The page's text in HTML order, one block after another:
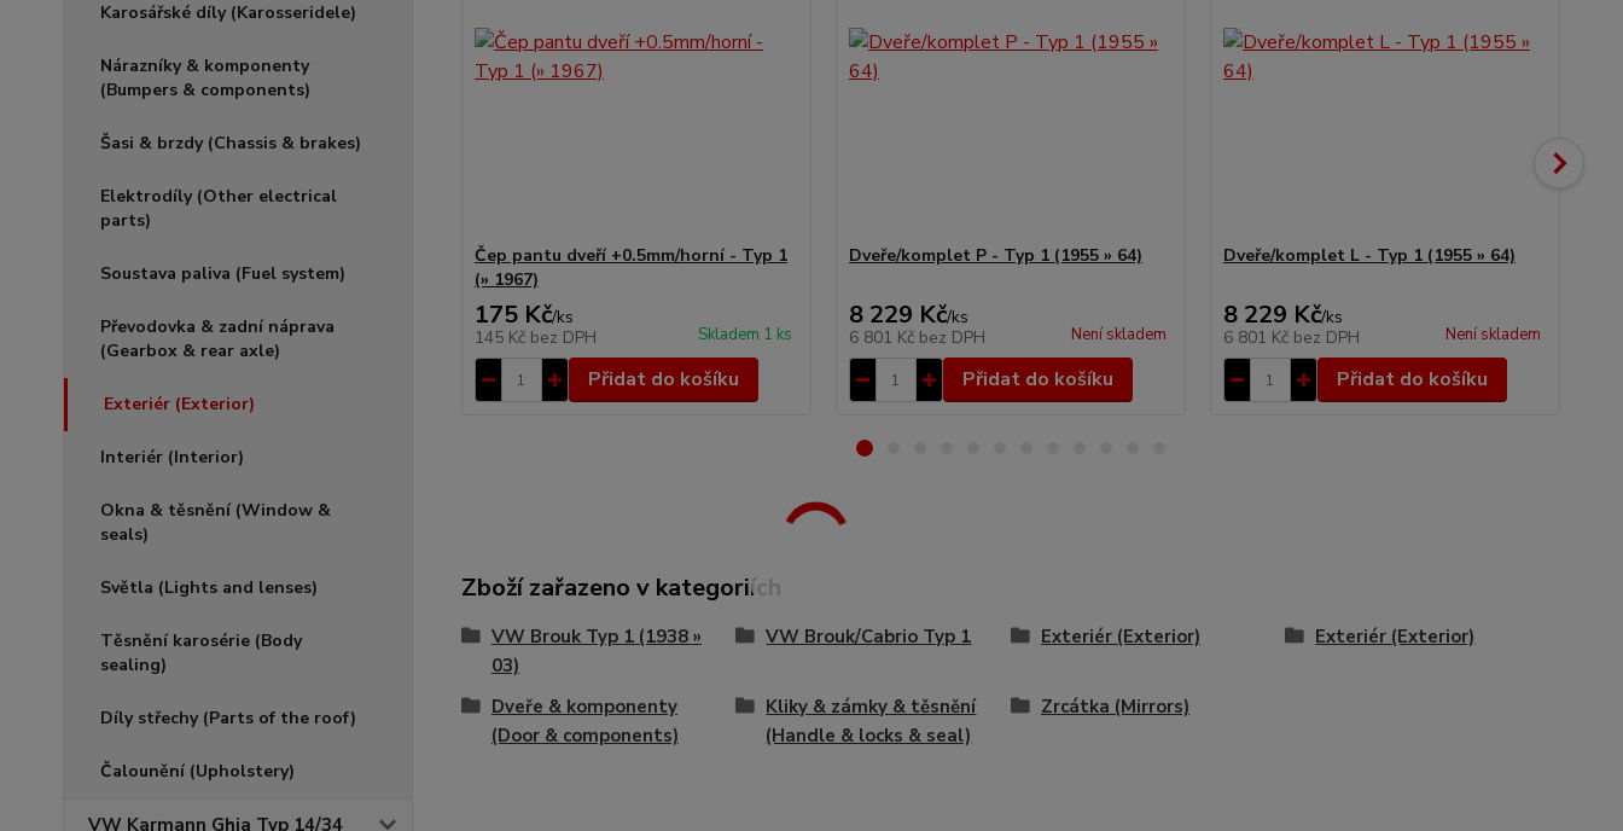
Karosářské díly (Karosseridele)
Nárazníky & komponenty
(Bumpers & components)
Šasi & brzdy (Chassis & brakes)
Elektrodíly (Other electrical
parts)
Soustava paliva (Fuel system)
Převodovka & zadní náprava
(Gearbox & rear axle)
Exteriér (Exterior)
Interiér (Interior)
Okna & těsnění (Window &
seals)
Světla (Lights and lenses)
Těsnění karosérie (Body
sealing)
Díly střechy (Parts of the roof)
Čalounění (Upholstery)
VW Karmann Ghia Typ 14/34
Čep pantu dveří +0.5mm/horní - Typ 1
(» 1967)
175 Kč/ks
145 Kč bez DPH Skladem 1 ks
Přidat do košíku
Dveře/komplet P - Typ 1 (1955 » 64)
8 229 Kč/ks
6 801 Kč bez DPH Není skladem
Přidat do košíku
Dveře/komplet L - Typ 1 (1955 » 64)
8 229 Kč/ks
6 801 Kč bez DPH Není skladem
Přidat do košíku
Zboží zařazeno v kategoriích
VW Brouk Typ 1 (1938 »
03)
VW Brouk/Cabrio Typ 1 Exteriér (Exterior) Exteriér (Exterior)
Dveře & komponenty
(Door & components)
Kliky & zámky & těsnění
(Handle & locks & seal)
Zrcátka (Mirrors)